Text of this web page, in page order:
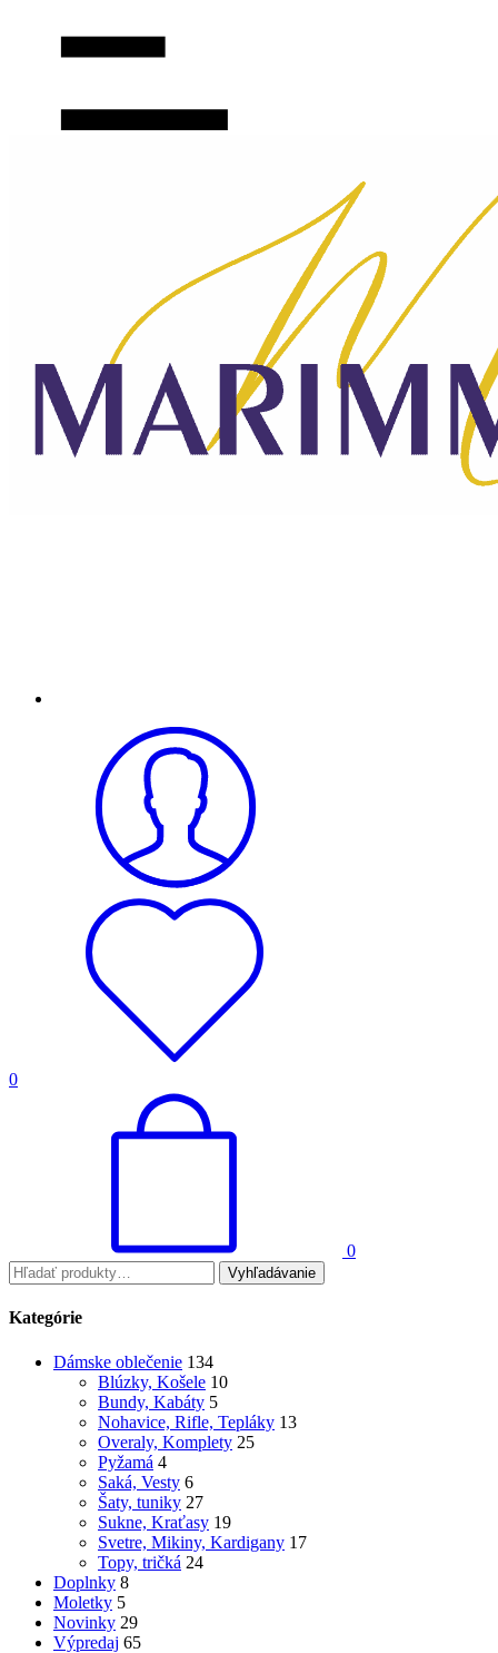
0
0
Vyhľadávanie
Kategórie
Dámske oblečenie 134
Blúzky, Košele 10
Bundy, Kabáty 5
Nohavice, Rifle, Tepláky 13
Overaly, Komplety 25
Pyžamá 4
Saká, Vesty 6
Šaty, tuniky 27
Sukne, Kraťasy 19
Svetre, Mikiny, Kardigany 17
Topy, tričká 24
Doplnky 8
Moletky 5
Novinky 29
Výpredaj 65